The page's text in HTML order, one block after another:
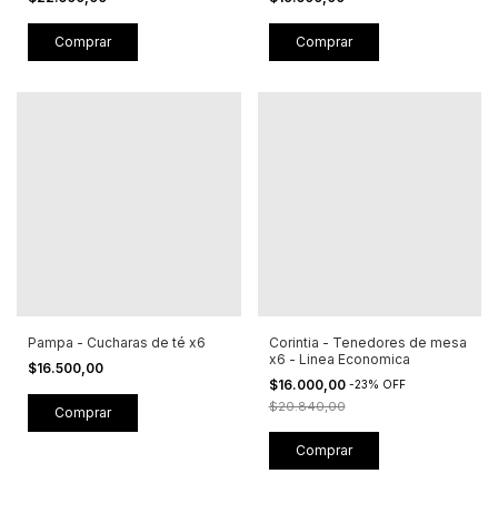
Pampa - Cucharas de té x6
$16.500,00
Corintia - Tenedores de mesa
x6 - Linea Economica
$16.000,00 -23% OFF
$20.840,00